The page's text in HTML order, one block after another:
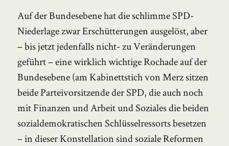
Auf der Bundesebene hat die schlimme SPD-
Niederlage zwar Erschütterungen ausgelöst, aber
– bis jetzt jedenfalls nicht- zu Veränderungen
geführt – eine wirklich wichtige Rochade auf der
Bundesebene (am Kabinettstich von Merz sitzen
beide Parteivorsitzende der SPD, die auch noch
mit Finanzen und Arbeit und Soziales die beiden
sozialdemokratischen Schlüsselressorts besetzen
– in dieser Konstellation sind soziale Reformen